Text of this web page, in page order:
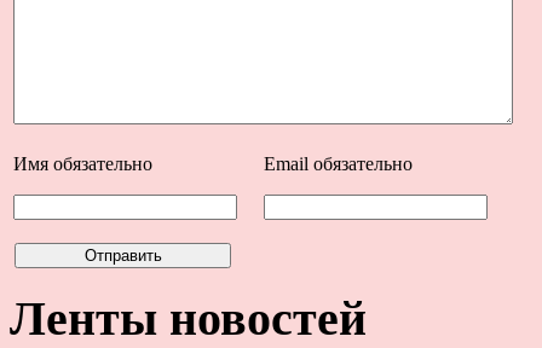
Имя обязательно Email обязательно
Ленты новостей